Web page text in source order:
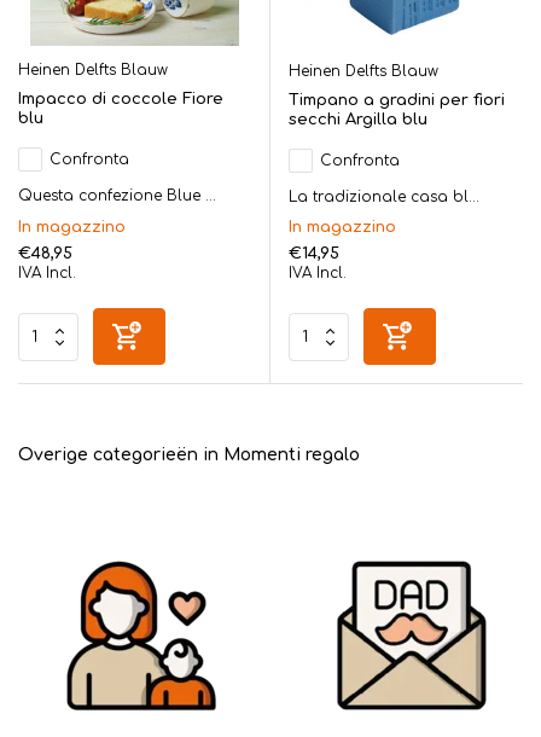
Heinen Delfts Blauw
Impacco di coccole Fiore
blu
Confronta
Questa confezione Blue ...
In magazzino
€48,95
IVA Incl.
Heinen Delfts Blauw
Timpano a gradini per fiori
secchi Argilla blu
Confronta
La tradizionale casa bl...
In magazzino
€14,95
IVA Incl.
Overige categorieën in Momenti regalo